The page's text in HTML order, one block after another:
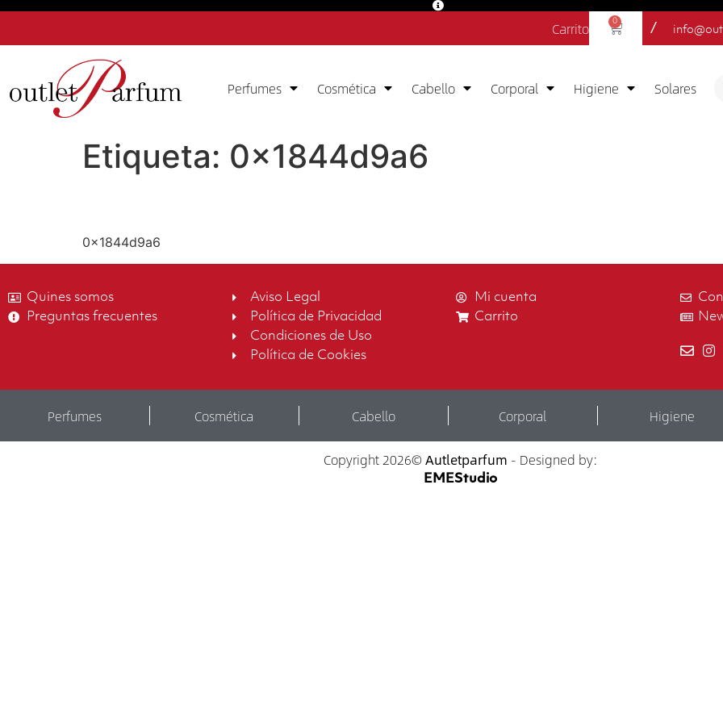
Carrito 0 /
Perfumes Cosmética Cabello Corporal Higiene Solares
Etiqueta: 0x1844d9a6
0x1844d9a6
Quines somos
Preguntas frecuentes
Aviso Legal
Política de Privacidad
Condiciones de Uso
Política de Cookies
Mi cuenta
Carrito
Perfumes Cosmética Cabello Corporal Higiene
Copyright 2026©Autletparfum - Designed by:
EMEStudio